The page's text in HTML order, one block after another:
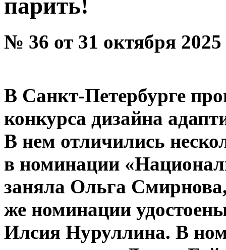
парить!
№ 36 от 31 октября
В Санкт-Петербурге
конкурса дизайна
В нем отличились
в номинации
заняла Ольга
же номинации
Илсия Нуруллина. В